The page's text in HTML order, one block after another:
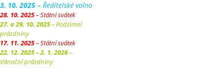
3. 10. 2025 – Ředitelské volno
28. 10. 2025– Státní svátek
27. a 29. 10. 2025– Podzimní
prázdniny
17. 11. 2025– Státní svátek
22. 12. 2025 – 2. 1. 2026–
Vánoční prázdniny